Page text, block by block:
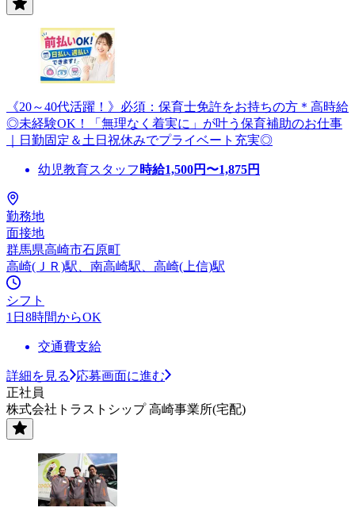
《20～40代活躍！》必須：保育士免許をお持ちの方＊高時給
◎未経験OK！「無理なく着実に」が叶う保育補助のお仕事
｜日勤固定＆土日祝休みでプライベート充実◎
幼児教育スタッフ 時給1,500円〜1,875円
勤務地
面接地
群馬県高崎市石原町
高崎(ＪＲ)駅、南高崎駅、高崎(上信)駅
シフト
1日8時間からOK
交通費支給
詳細を見る
応募画面に進む
正社員
株式会社トラストシップ 高崎事業所(宅配)